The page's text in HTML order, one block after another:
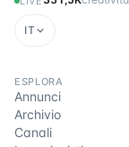
IT
ESPLORA
Annunci
Archivio
Canali